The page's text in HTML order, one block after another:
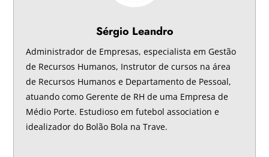
Sérgio Leandro
Administrador de Empresas, especialista em Gestão
de Recursos Humanos, Instrutor de cursos na área
de Recursos Humanos e Departamento de Pessoal,
atuando como Gerente de RH de uma Empresa de
Médio Porte. Estudioso em futebol association e
idealizador do Bolão Bola na Trave.